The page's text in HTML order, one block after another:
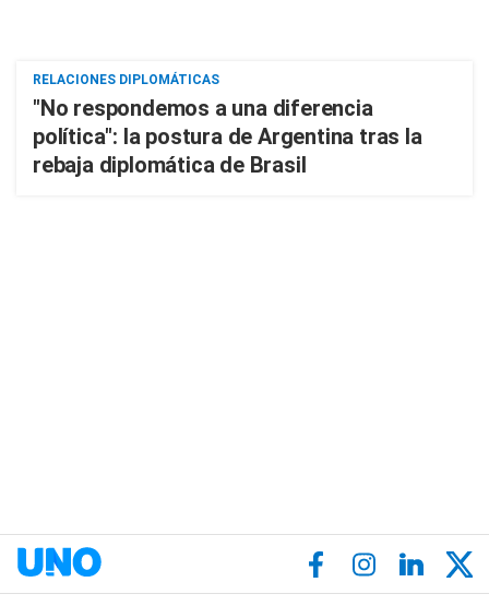
RELACIONES DIPLOMÁTICAS
"No respondemos a una diferencia
política": la postura de Argentina tras la
rebaja diplomática de Brasil